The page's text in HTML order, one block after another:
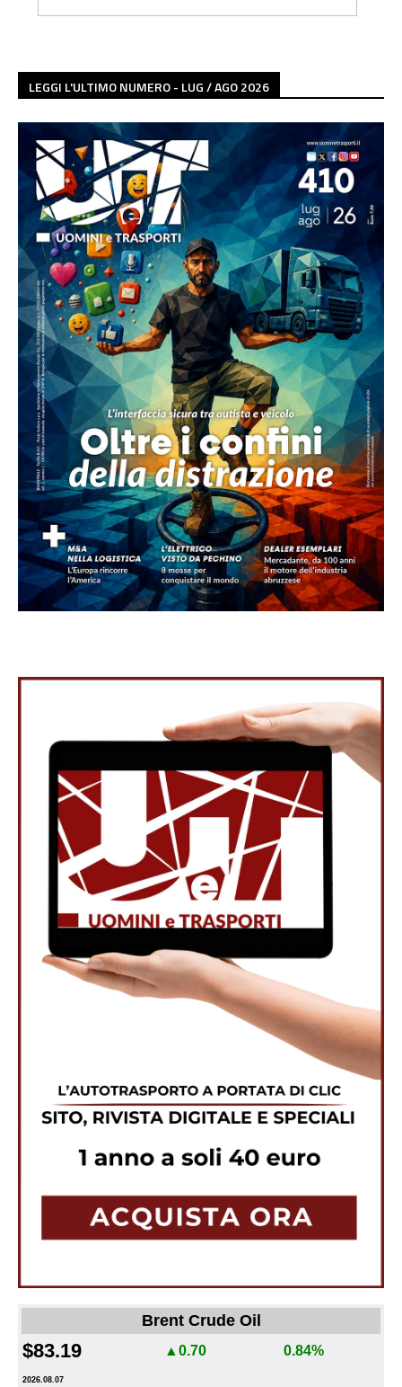
LEGGI L'ULTIMO NUMERO - LUG / AGO 2026
Brent Crude Oil
$83.19 ▲0.70 0.84%
2026.08.07